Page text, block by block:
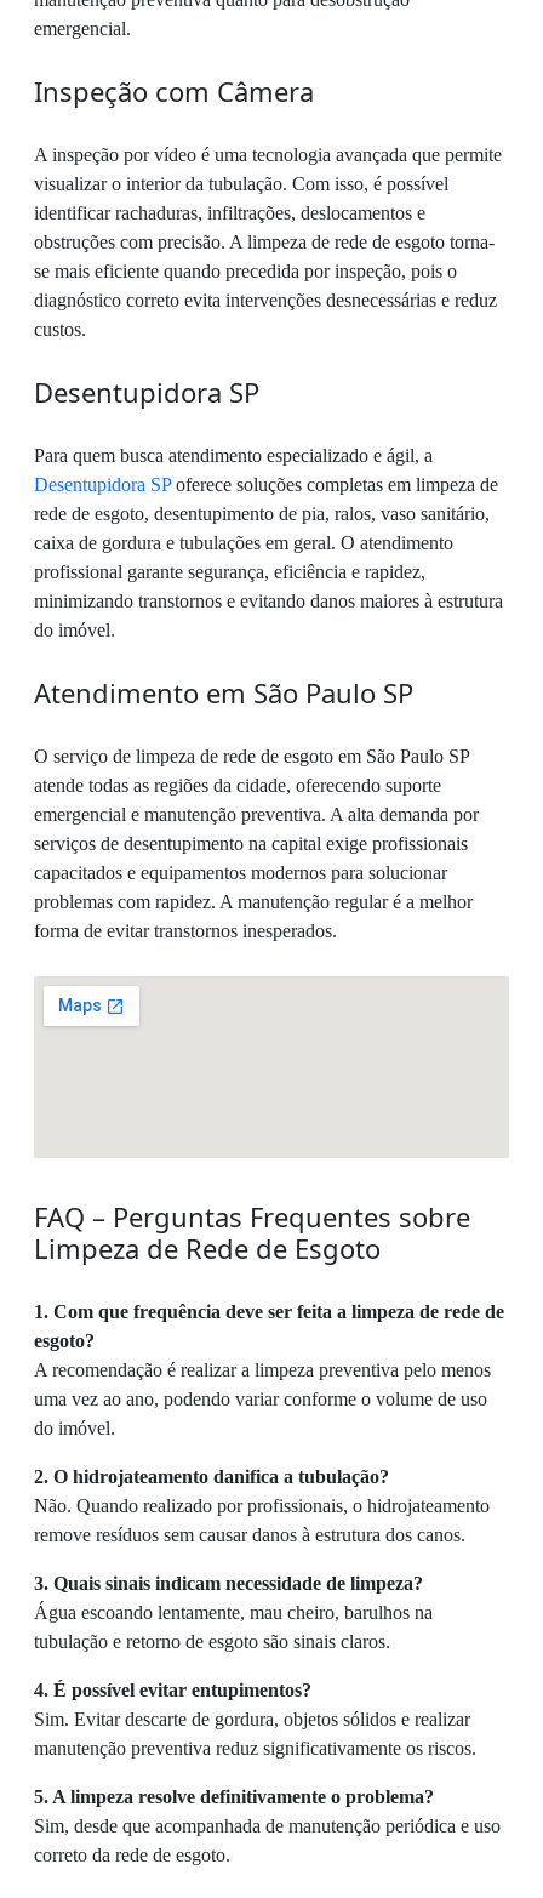
emergencial.
Inspeção com Câmera
A inspeção por vídeo é uma tecnologia avançada que permite
visualizar o interior da tubulação. Com isso, é possível
identificar rachaduras, infiltrações, deslocamentos e
obstruções com precisão. A limpeza de rede de esgoto torna-
se mais eficiente quando precedida por inspeção, pois o
diagnóstico correto evita intervenções desnecessárias e reduz
custos.
Desentupidora SP
Para quem busca atendimento especializado e ágil, a
Desentupidora SPoferece soluções completas em limpeza de
rede de esgoto, desentupimento de pia, ralos, vaso sanitário,
caixa de gordura e tubulações em geral. O atendimento
profissional garante segurança, eficiência e rapidez,
minimizando transtornos e evitando danos maiores à estrutura
do imóvel.
Atendimento em São Paulo SP
O serviço de limpeza de rede de esgoto em São Paulo SP
atende todas as regiões da cidade, oferecendo suporte
emergencial e manutenção preventiva. A alta demanda por
serviços de desentupimento na capital exige profissionais
capacitados e equipamentos modernos para solucionar
problemas com rapidez. A manutenção regular é a melhor
forma de evitar transtornos inesperados.
FAQ – Perguntas Frequentes sobre
Limpeza de Rede de Esgoto
1. Com que frequência deve ser feita a limpeza de rede de
esgoto?
A recomendação é realizar a limpeza preventiva pelo menos
uma vez ao ano, podendo variar conforme o volume de uso
do imóvel.
2. O hidrojateamento danifica a tubulação?
Não. Quando realizado por profissionais, o hidrojateamento
remove resíduos sem causar danos à estrutura dos canos.
3. Quais sinais indicam necessidade de limpeza?
Água escoando lentamente, mau cheiro, barulhos na
tubulação e retorno de esgoto são sinais claros.
4. É possível evitar entupimentos?
Sim. Evitar descarte de gordura, objetos sólidos e realizar
manutenção preventiva reduz significativamente os riscos.
5. A limpeza resolve definitivamente o problema?
Sim, desde que acompanhada de manutenção periódica e uso
correto da rede de esgoto.